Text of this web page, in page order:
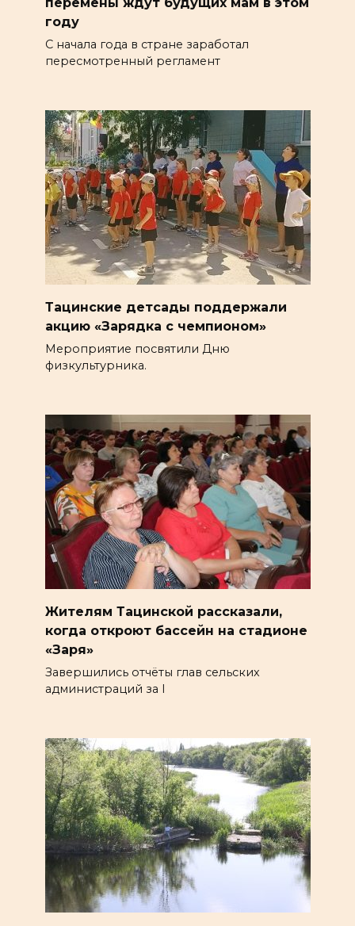
году
С начала года в стране заработал
пересмотренный регламент
Тацинские детсады поддержали
акцию «Зарядка с чемпионом»
Мероприятие посвятили Дню
физкультурника.
Жителям Тацинской рассказали,
когда откроют бассейн на стадионе
«Заря»
Завершились отчёты глав сельских
администраций за I